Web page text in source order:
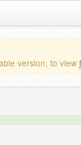
version, to view